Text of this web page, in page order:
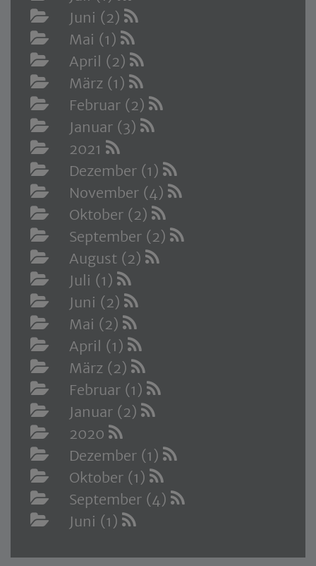
Juni (2)
Mai (1)
April (2)
März (1)
Februar (2)
Januar (3)
2021
Dezember (1)
November (4)
Oktober (2)
September (2)
August (2)
Juli (1)
Juni (2)
Mai (2)
April (1)
März (2)
Februar (1)
Januar (2)
2020
Dezember (1)
Oktober (1)
September (4)
Juni (1)